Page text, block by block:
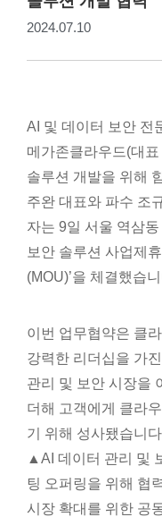
2024.07.10
AI 및 데이터 보안 전
메가존클라우드(대
솔루션 개발을 위해
주완 대표와 파수 조
자는 9일 서울 역삼
보안 솔루션 사업제
(MOU)’을 체결했습
이번 업무협약은 클
강력한 리더십을 가
관리 및 보안 시장을
더해 고객에게 클라
기 위해 성사됐습니
▲AI 데이터 관리 및
팅 오퍼링을 위해 협
시장 확대를 위한 공